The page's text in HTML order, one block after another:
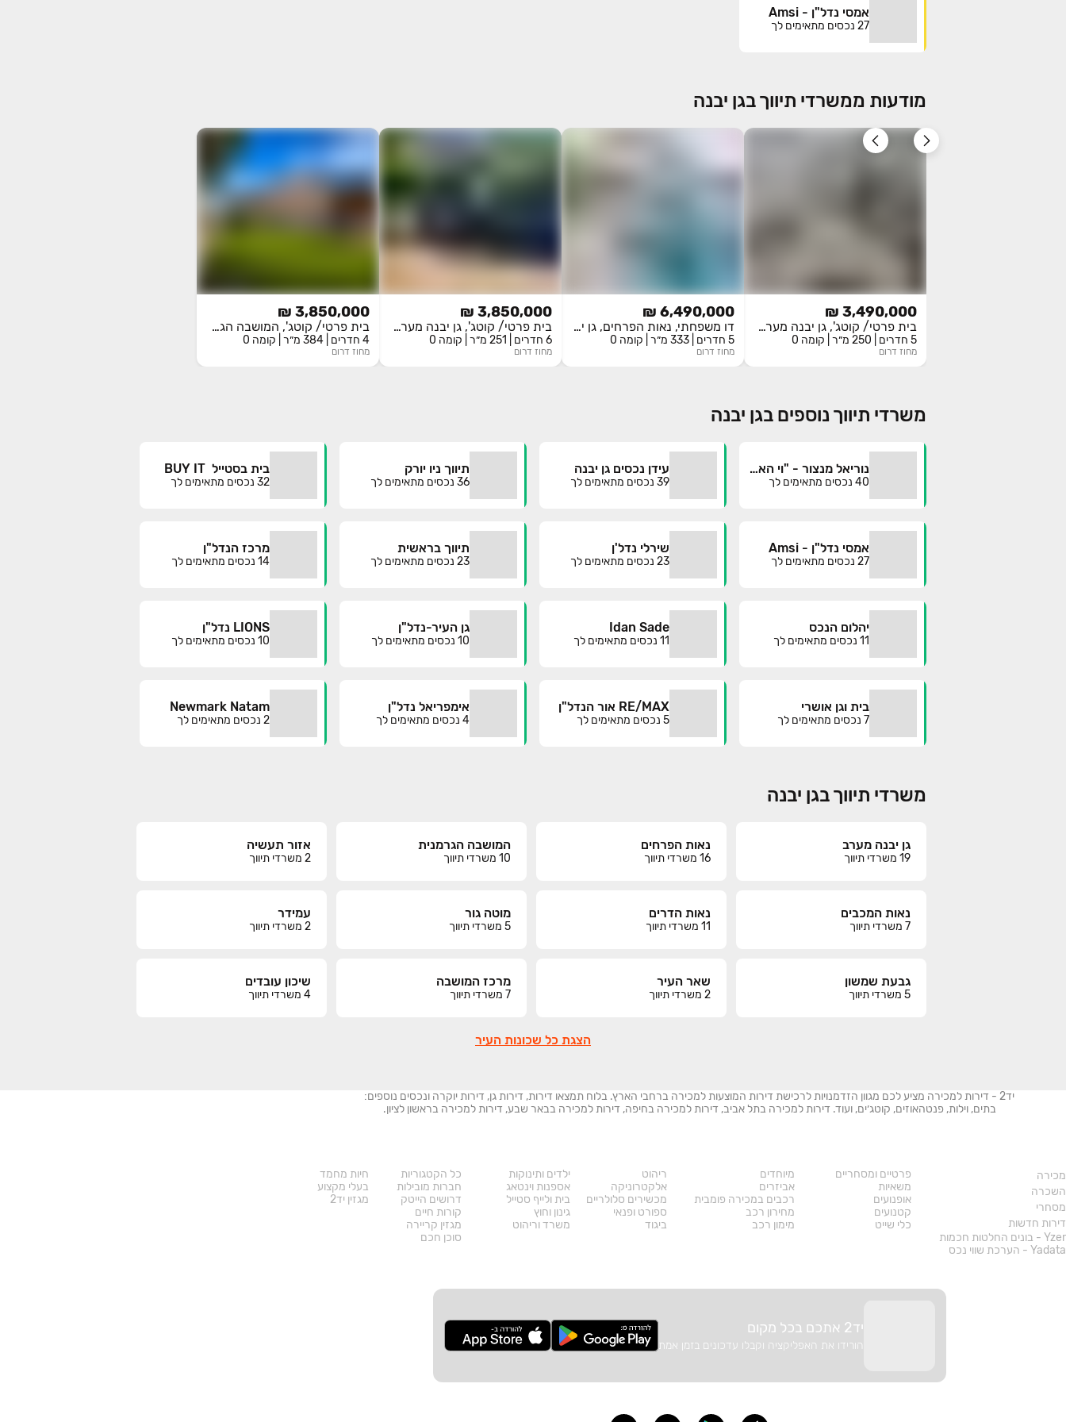
אמסי נדל"ן - Amsi
27 נכסים מתאימים לך
מודעות ממשרדי תיווך בגן יבנה
3,490,000 ₪
בית פרטי/ קוטג', גן יבנה מערב, גן יבנה
5 חדרים | 250 מ״ר | קומה 0
מחוז דרום
6,490,000 ₪
דו משפחתי, נאות הפרחים, גן יבנה
5 חדרים | 333 מ״ר | קומה 0
מחוז דרום
3,850,000 ₪
בית פרטי/ קוטג', גן יבנה מערב, גן יבנה
6 חדרים | 251 מ״ר | קומה 0
מחוז דרום
3,850,000 ₪
בית פרטי/ קוטג', המושבה הגרמנית, גן יבנה
4 חדרים | 384 מ״ר | קומה 0
מחוז דרום
משרדי תיווך נוספים בגן יבנה
נוריאל מנצור - "וי האוס"
40 נכסים מתאימים לך
עידן נכסים גן יבנה
39 נכסים מתאימים לך
תיווך ניו יורק
36 נכסים מתאימים לך
בית בסטייל  BUY IT
32 נכסים מתאימים לך
אמסי נדל"ן - Amsi
27 נכסים מתאימים לך
שירלי נדל'ן
23 נכסים מתאימים לך
תיווך בראשית
23 נכסים מתאימים לך
מרכז הנדל"ן
14 נכסים מתאימים לך
יהלום הנכס
11 נכסים מתאימים לך
Idan Sade
11 נכסים מתאימים לך
גן העיר-נדל"ן
10 נכסים מתאימים לך
LIONS נדל"ן
10 נכסים מתאימים לך
בית וגן אושרי
7 נכסים מתאימים לך
RE/MAX אור הנדל"ן
5 נכסים מתאימים לך
אימפריאל נדל"ן
4 נכסים מתאימים לך
Newmark Natam
2 נכסים מתאימים לך
משרדי תיווך בגן יבנה
גן יבנה מערב
19 משרדי תיווך
נאות הפרחים
16 משרדי תיווך
המושבה הגרמנית
10 משרדי תיווך
אזור תעשיה
2 משרדי תיווך
נאות המכבים
7 משרדי תיווך
נאות הדרים
11 משרדי תיווך
מוטה גור
5 משרדי תיווך
עמידר
2 משרדי תיווך
גבעת שמשון
5 משרדי תיווך
שאר העיר
2 משרדי תיווך
מרכז המושבה
7 משרדי תיווך
שיכון עובדים
4 משרדי תיווך
הצגת כל שכונות העיר
יד2 - דירות למכירה מציע לכם מגוון הזדמנויות לרכישת דירות המוצעות למכירה ברחבי הארץ. בלוח תמצאו דירות, דירות גן, דירות יוקרה ונכסים נוספים:
בתים, וילות, פנטהאוזים, קוטג׳ים, ועוד. דירות למכירה בתל אביב, דירות למכירה בחיפה, דירות למכירה בבאר שבע, דירות למכירה בראשון לציון.
מכירה
השכרה
מסחרי
דירות חדשות
Yzer - בונים החלטות חכמות
Yadata - הערכת שווי נכס
פרטיים ומסחריים
משאיות
אופנועים
קטנועים
כלי שייט
מיוחדים
אביזרים
רכבים במכירה פומבית
מחירון רכב
מימון רכב
ריהוט
אלקטרוניקה
מכשירים סלולריים
ספורט ופנאי
ביגוד
ילדים ותינוקות
אספנות וינטאג
בית ולייף סטייל
גינון וחוץ
משרד וריהוט
כל הקטגוריות
חברות מובילות
דרושים הייטק
קורות חיים
מגזין קריירה
סוכן חכם
חיות מחמד
בעלי מקצוע
מגזין יד2
יד2 אתכם בכל מקום
הורידו את האפליקציה וקבלו עדכונים בזמן אמת